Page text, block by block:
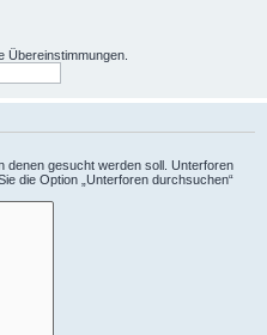
Übereinstimmungen.
denen gesucht werden soll. Unterforen
die Option „Unterforen durchsuchen“